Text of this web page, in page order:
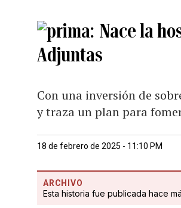
Nace la
Adjuntas
Con una inversión de
y traza un plan para
18 de febrero de 2025 - 11:10 PM
ARCHIVO
Esta historia fue publicada hace